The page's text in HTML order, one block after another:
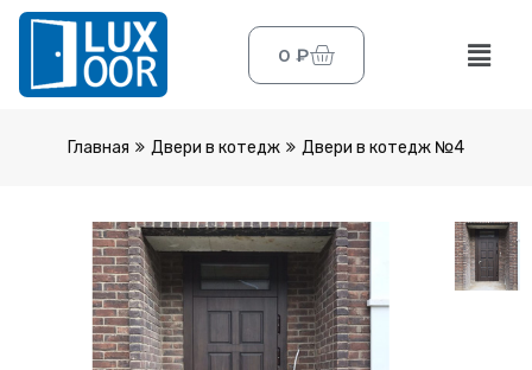
0 ₽
Главная Двери в котедж Двери в котедж №4